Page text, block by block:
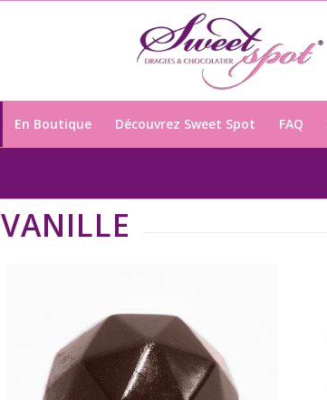
En Boutique Découvrez Sweet Spot FAQ
VANILLE